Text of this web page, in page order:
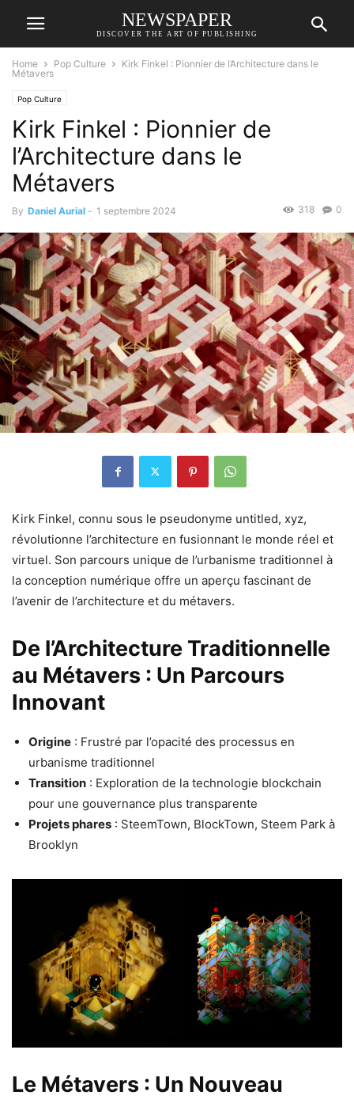
NEWSPAPER
DISCOVER THE ART OF PUBLISHING
Home Pop Culture
Kirk Finkel : Pionnier de l’Architecture dans le
Métavers
Pop Culture
Kirk Finkel : Pionnier de
l’Architecture dans le
Métavers
By Daniel Aurial - 1 septembre 2024 0
318
Kirk Finkel, connu sous le pseudonyme untitled, xyz,
révolutionne l’architecture en fusionnant le monde réel et
virtuel. Son parcours unique de l’urbanisme traditionnel à
la conception numérique offre un aperçu fascinant de
l’avenir de l’architecture et du métavers.
De l’Architecture Traditionnelle
au Métavers : Un Parcours
Innovant
Origine : Frustré par l’opacité des processus en
urbanisme traditionnel
Transition : Exploration de la technologie blockchain
pour une gouvernance plus transparente
Projets phares : SteemTown, BlockTown, Steem Park à
Brooklyn
Le Métavers : Un Nouveau